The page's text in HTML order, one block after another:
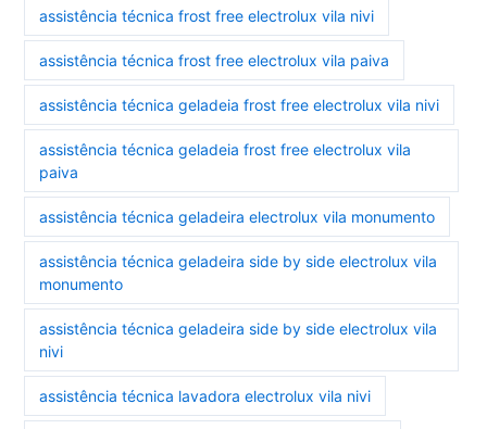
assistência técnica frost free electrolux vila nivi
assistência técnica frost free electrolux vila paiva
assistência técnica geladeia frost free electrolux vila nivi
assistência técnica geladeia frost free electrolux vila
paiva
assistência técnica geladeira electrolux vila monumento
assistência técnica geladeira side by side electrolux vila
monumento
assistência técnica geladeira side by side electrolux vila
nivi
assistência técnica lavadora electrolux vila nivi